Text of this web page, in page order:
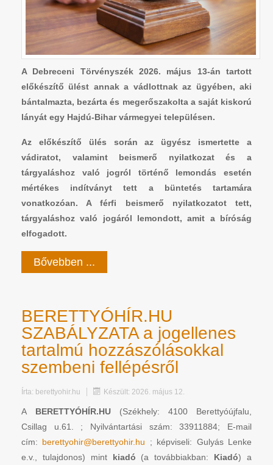
A Debreceni Törvényszék 2026. május 13-án tartott
előkészítő ülést annak a vádlottnak az ügyében, aki
bántalmazta, bezárta és megerőszakolta a saját kiskorú
lányát egy Hajdú-Bihar vármegyei településen.
Az előkészítő ülés során az ügyész ismertette a
vádiratot, valamint beismerő nyilatkozat és a
tárgyaláshoz való jogról történő lemondás esetén
mértékes indítványt tett a büntetés tartamára
vonatkozóan. A férfi beismerő nyilatkozatot tett,
tárgyaláshoz való jogáról lemondott, amit a bíróság
elfogadott.
Bővebben ...
BERETTYÓHÍR.HU
SZABÁLYZATA a jogellenes
tartalmú hozzászólásokkal
szembeni fellépésről
Írta: berettyohir.hu Készült: 2026. május 12.
A BERETTYÓHÍR.HU (Székhely: 4100 Berettyóújfalu,
Csillag u.61. ; Nyilvántartási szám: 33911884; E-mail
cím: berettyohir@berettyohir.hu ; képviseli: Gulyás Lenke
e.v., tulajdonos) mint kiadó (a továbbiakban: Kiadó) a